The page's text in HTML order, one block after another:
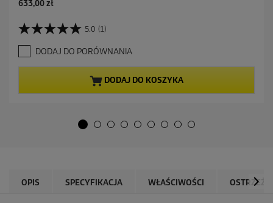
A
t
u
a
l
n
633,00 zł
5.0 (1)
5
.
0
n
DODAJ DO PORÓWNANIA
DODAJ DO KOSZYKA
OPIS SPECYFIKACJA WŁAŚCIWOŚCI